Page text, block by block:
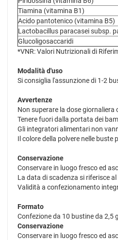
Tiamina (vitamina B1)
Acido pantotenico (vitamina B5)
Lactobacillus paracasei subsp.
Glucoligosaccaridi
*VNR: Valori Nutrizionali di
Modalità d'uso
Si consiglia l'assunzione di 1-2
Avvertenze
Non superare la dose giornaliera
Tenere fuori dalla portata dei
Gli integratori alimentari non
Il colore della polvere nelle buste
Conservazione
Conservare in luogo fresco ed
La data di scadenza si riferisce
Validità a confezionamento
Formato
Confezione da 10 bustine da 2,5
Conservazione
Conservare in luogo fresco ed